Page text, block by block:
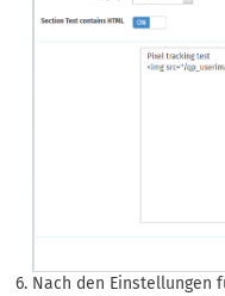
Nach den Einstellungen